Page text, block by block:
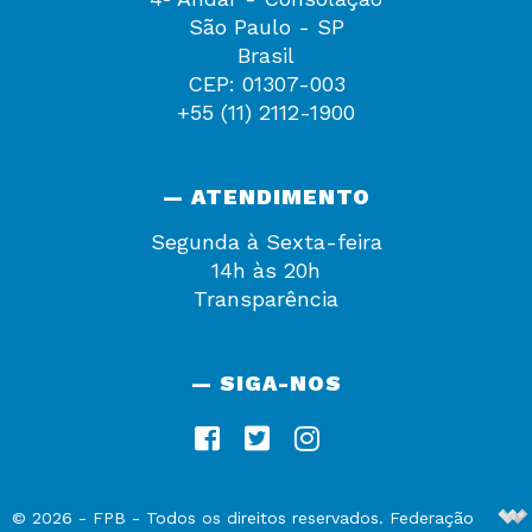
São Paulo - SP
Brasil
CEP: 01307-003
+55 (11) 2112-1900
— ATENDIMENTO
Segunda à Sexta-feira
14h às 20h
Transparência
— SIGA-NOS
© 2026 - FPB - Todos os direitos reservados. Federação